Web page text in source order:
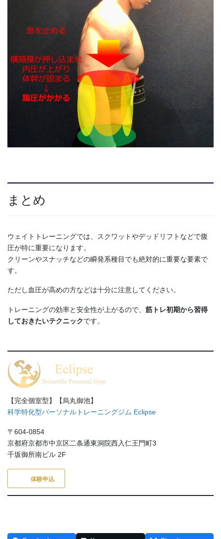
まとめ
ウェイトトレーニングでは、スクワットやデッドリフトなどで腹
圧が特に重要になります。
クリーンやスナッチなどの瞬発系種目でも絶対的に重要な要素で
す。
ただし血圧が高めの方などは十分に注意してください。
トレーニングの効率と安全性が上がるので、 筋トレ初期から習得
しておきたいテクニックです。
【完全個室型】【烏丸御池】
科学特化型パーソナルトレーニングジム Eclipse
〒604-0854
京都府京都市中京区二条通東洞院西入仁王門町3
千坂御所南ビル 2F
体験申込